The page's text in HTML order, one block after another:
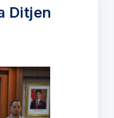
Ditjen